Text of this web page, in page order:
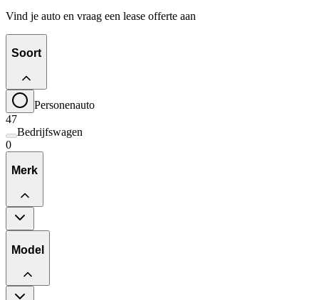
Vind je auto en vraag een lease offerte aan
Soort
Personenauto
47
Bedrijfswagen
0
Merk
Model